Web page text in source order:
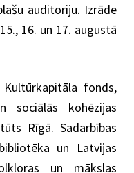
auditoriju. Izrāde
16. un 17. augustā
fonds,
sociālās kohēzijas
Rīgā. Sadarbības
un Latvijas
un mākslas